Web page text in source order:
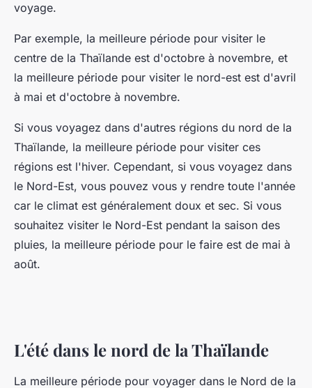
voyage.
Par exemple, la meilleure période pour visiter le
centre de la Thaïlande est d'octobre à novembre, et
la meilleure période pour visiter le nord-est est d'avril
à mai et d'octobre à novembre.
Si vous voyagez dans d'autres régions du nord de la
Thaïlande, la meilleure période pour visiter ces
régions est l'hiver. Cependant, si vous voyagez dans
le Nord-Est, vous pouvez vous y rendre toute l'année
car le climat est généralement doux et sec. Si vous
souhaitez visiter le Nord-Est pendant la saison des
pluies, la meilleure période pour le faire est de mai à
août.
L'été dans le nord de la Thaïlande
La meilleure période pour voyager dans le Nord de la